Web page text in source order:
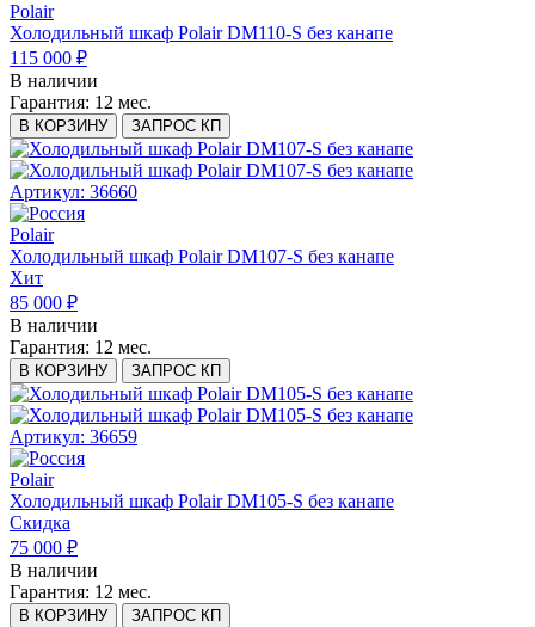
Polair
Холодильный шкаф Polair DM110-S без канапе
115 000 ₽
В наличии
Гарантия: 12 мес.
В КОРЗИНУ ЗАПРОС КП
Артикул: 36660
Polair
Холодильный шкаф Polair DM107-S без канапе
Хит
85 000 ₽
В наличии
Гарантия: 12 мес.
В КОРЗИНУ ЗАПРОС КП
Артикул: 36659
Polair
Холодильный шкаф Polair DM105-S без канапе
Скидка
75 000 ₽
В наличии
Гарантия: 12 мес.
В КОРЗИНУ ЗАПРОС КП